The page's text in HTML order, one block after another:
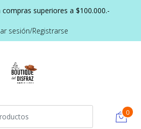
superiores a $100.000.-
sesión/Registrarse
0